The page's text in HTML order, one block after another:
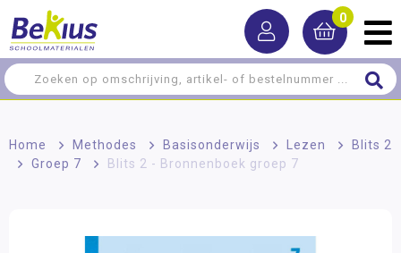
0
Home > Methodes > Basisonderwijs > Lezen >
Blits 2
>
Groep 7 > Blits 2 - Bronnenboek groep 7